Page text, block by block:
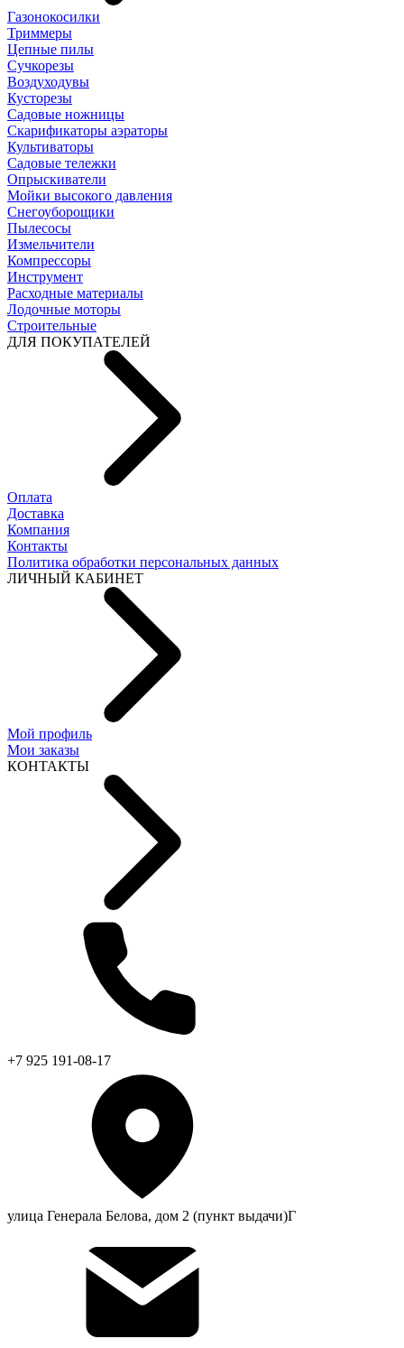
Газонокосилки
Триммеры
Цепные пилы
Cучкорезы
Воздуходувы
Кусторезы
Садовые ножницы
Скарификаторы аэраторы
Культиваторы
Садовые тележки
Опрыскиватели
Мойки высокого давления
Снегоуборощики
Пылесосы
Измельчители
Компрессоры
Инструмент
Расходные материалы
Лодочные моторы
Строительные
ДЛЯ ПОКУПАТЕЛЕЙ
Оплата
Доставка
Компания
Контакты
Политика обработки персональных данных
ЛИЧНЫЙ КАБИНЕТ
Мой профиль
Мои заказы
КОНТАКТЫ
+7 925 191-08-17
улица Генерала Белова, дом 2 (пункт выдачи)Г